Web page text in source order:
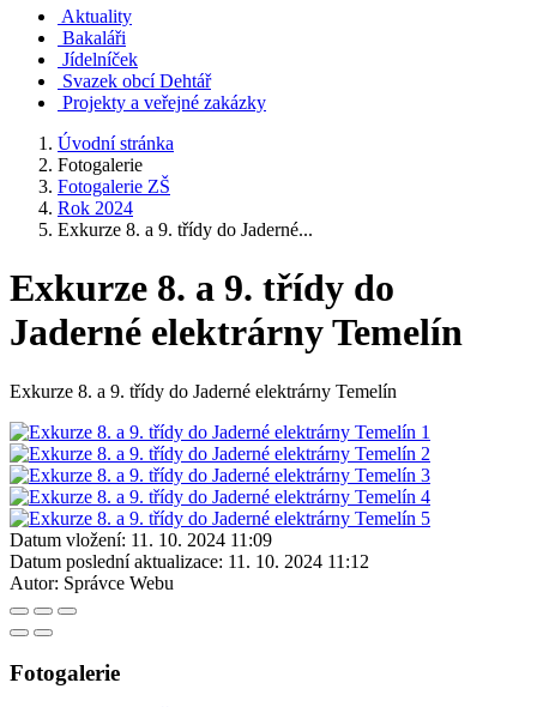
Aktuality
Bakaláři
Jídelníček
Svazek obcí Dehtář
Projekty a veřejné zakázky
Úvodní stránka
Fotogalerie
Fotogalerie ZŠ
Rok 2024
Exkurze 8. a 9. třídy do Jaderné...
Exkurze 8. a 9. třídy do
Jaderné elektrárny Temelín
Exkurze 8. a 9. třídy do Jaderné elektrárny Temelín
Datum vložení: 11. 10. 2024 11:09
Datum poslední aktualizace: 11. 10. 2024 11:12
Autor: Správce Webu
Fotogalerie